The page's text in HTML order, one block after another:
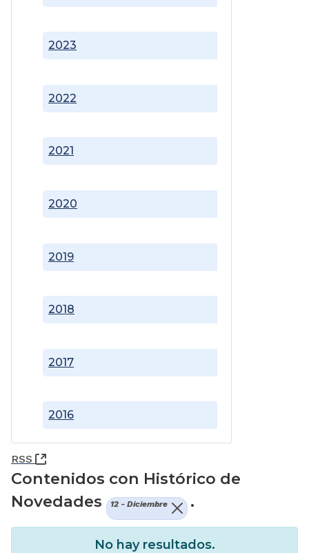
2016
2017
2018
2019
2020
2021
2022
2023
RSS (Abre una nueva ventana)
Contenidos con Histórico de
Novedades
12 - Diciembre .
No hay resultados.